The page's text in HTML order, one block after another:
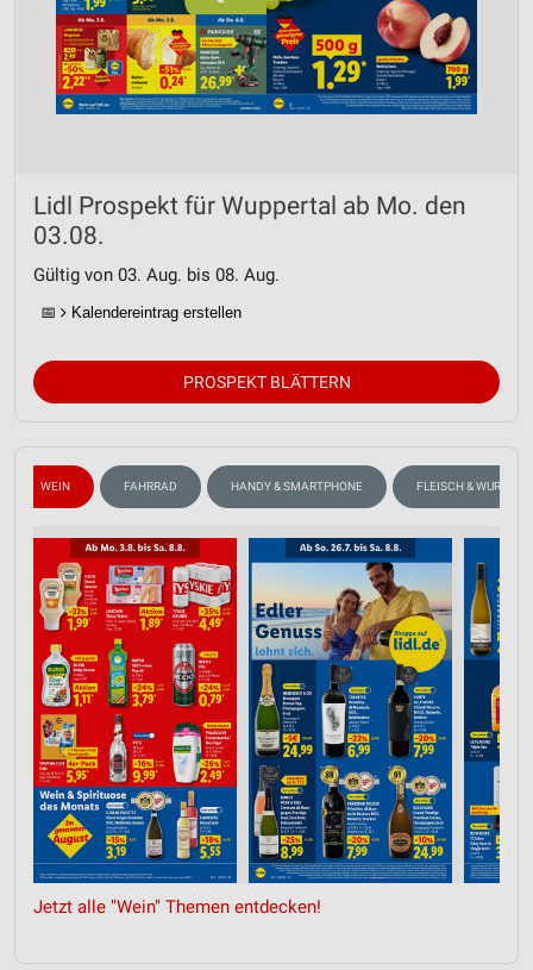
Lidl Prospekt für Wuppertal ab Mo. den
03.08.
Gültig von 03. Aug. bis 08. Aug.
📅 Kalendereintrag erstellen
PROSPEKT BLÄTTERN
WEIN FAHRRAD HANDY & SMARTPHONE FLEISCH & WURST
Jetzt alle "Wein" Themen entdecken!